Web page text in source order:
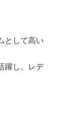
として高い
躍し、レデ